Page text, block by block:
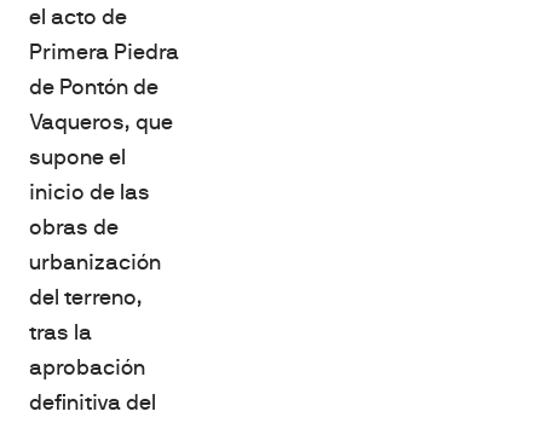
el acto de
Primera Piedra
de Pontón de
Vaqueros, que
supone el
inicio de las
obras de
urbanización
del terreno,
tras la
aprobación
definitiva del